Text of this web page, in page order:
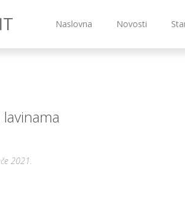
Naslovna Novosti
2021.